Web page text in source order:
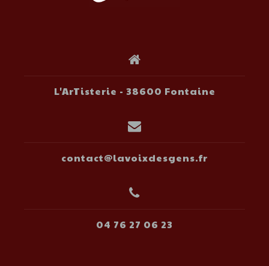
L'ArTisterie - 38600 Fontaine
contact@lavoixdesgens.fr
04 76 27 06 23